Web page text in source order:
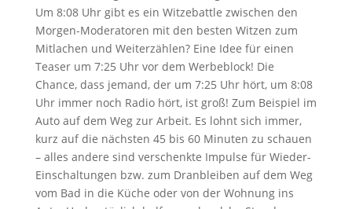
Um 8:08 Uhr gibt es ein Witzebattle zwischen den
Morgen-Moderatoren mit den besten Witzen zum
Mitlachen und Weiterzählen? Eine Idee für einen
Teaser um 7:25 Uhr vor dem Werbeblock! Die
Chance, dass jemand, der um 7:25 Uhr hört, um 8:08
Uhr immer noch Radio hört, ist groß! Zum Beispiel im
Auto auf dem Weg zur Arbeit. Es lohnt sich immer,
kurz auf die nächsten 45 bis 60 Minuten zu schauen
– alles andere sind verschenkte Impulse für Wieder-
Einschaltungen bzw. zum Dranbleiben auf dem Weg
vom Bad in die Küche oder von der Wohnung ins